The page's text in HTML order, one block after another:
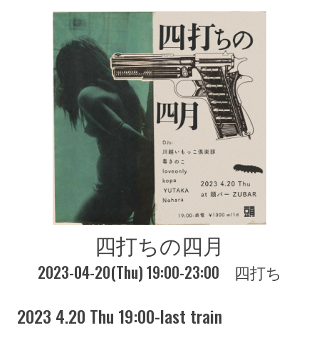
四打ちの四月
2023-04-20(Thu) 19:00-23:00 四打ち
2023 4.20 Thu 19:00-last train